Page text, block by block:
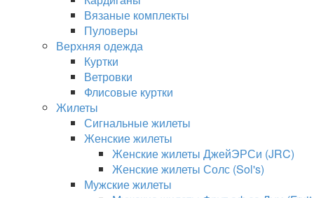
Вязаные комплекты
Пуловеры
Верхняя одежда
Куртки
Ветровки
Флисовые куртки
Жилеты
Сигнальные жилеты
Женские жилеты
Женские жилеты ДжейЭРСи (JRC)
Женские жилеты Солс (Sol's)
Мужские жилеты